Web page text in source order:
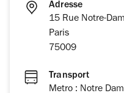
Adresse
15 Rue Notre-
Paris
75009
Transport
Metro : Notre